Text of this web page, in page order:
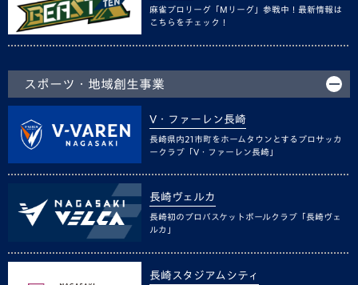
麻雀プロリーグ「Mリーグ」参戦中！最新情報は
こちらをチェック！
スポーツ・地域創生事業
V・ファーレン長崎
長崎県内21市町をホームタウンとするプロサッカ
ークラブ「V・ファーレン長崎」
長崎ヴェルカ
長崎初のプロバスケットボールクラブ「長崎ヴェ
ルカ」
長崎スタジアムシティ